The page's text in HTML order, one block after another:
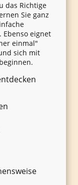
das Richtige
Sie ganz
Ebenso eignet
einmal"
sich mit